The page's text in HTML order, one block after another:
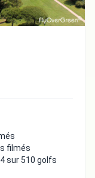
filmés
sur 510 golfs
Fermer